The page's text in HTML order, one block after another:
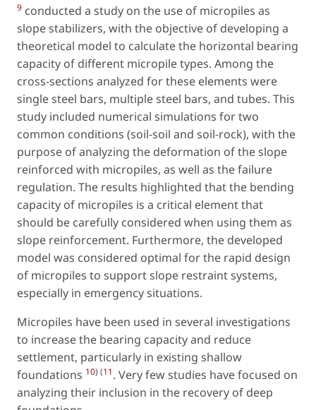
9 conducted a study on the use of micropiles as
slope stabilizers, with the objective of developing a
theoretical model to calculate the horizontal bearing
capacity of different micropile types. Among the
cross-sections analyzed for these elements were
single steel bars, multiple steel bars, and tubes. This
study included numerical simulations for two
common conditions (soil-soil and soil-rock), with the
purpose of analyzing the deformation of the slope
reinforced with micropiles, as well as the failure
regulation. The results highlighted that the bending
capacity of micropiles is a critical element that
should be carefully considered when using them as
slope reinforcement. Furthermore, the developed
model was considered optimal for the rapid design
of micropiles to support slope restraint systems,
especially in emergency situations.
Micropiles have been used in several investigations
to increase the bearing capacity and reduce
settlement, particularly in existing shallow
foundations 10) (11. Very few studies have focused on
analyzing their inclusion in the recovery of deep